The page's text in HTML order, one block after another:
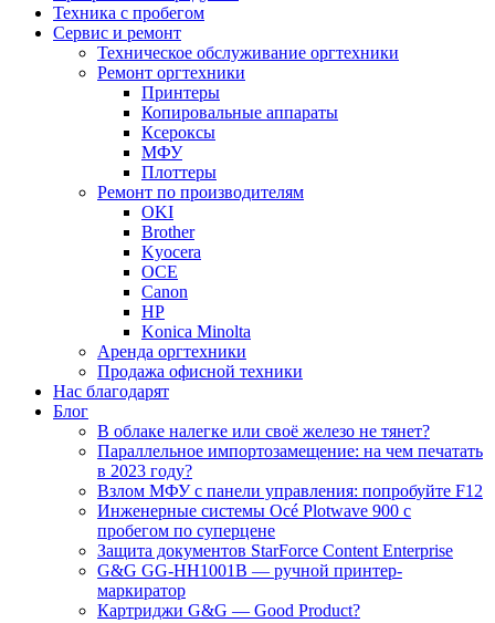
Техника с пробегом
Сервис и ремонт
Техническое обслуживание оргтехники
Ремонт оргтехники
Принтеры
Копировальные аппараты
Ксероксы
МФУ
Плоттеры
Ремонт по производителям
OKI
Brother
Kyocera
OCE
Canon
HP
Konica Minolta
Аренда оргтехники
Продажа офисной техники
Нас благодарят
Блог
В облаке налегке или своё железо не тянет?
Параллельное импортозамещение: на чем печатать
в 2023 году?
Взлом МФУ с панели управления: попробуйте F12
Инженерные системы Océ Plotwave 900 с
пробегом по суперцене
Защита документов StarForce Content Enterprise
G&G GG-HH1001B — ручной принтер-
маркиратор
Картриджи G&G — Good Product?